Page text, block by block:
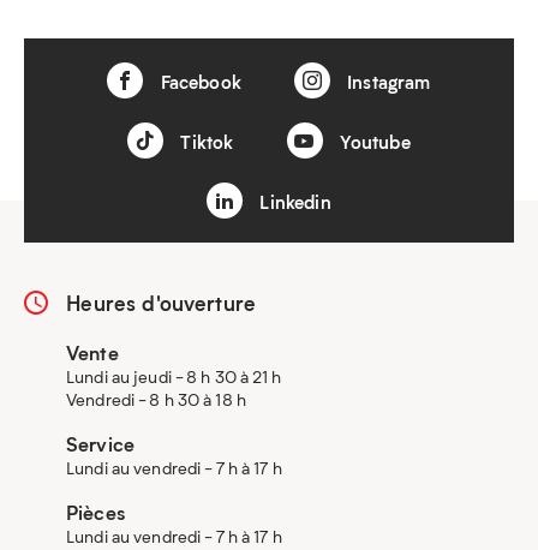
Facebook Instagram
Tiktok Youtube
Linkedin
Heures d'ouverture
Vente
Lundi au jeudi - 8 h 30 à 21 h
Vendredi - 8 h 30 à 18 h
Service
Lundi au vendredi - 7 h à 17 h
Pièces
Lundi au vendredi - 7 h à 17 h